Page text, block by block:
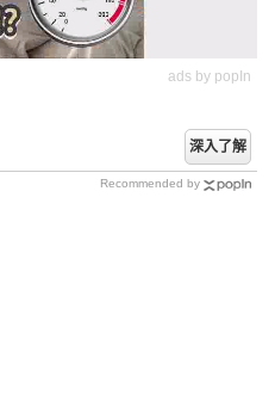
ads by popIn
深入了解
Recommended by